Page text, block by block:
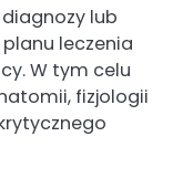
lub
leczenia
W tym celu
fizjologii